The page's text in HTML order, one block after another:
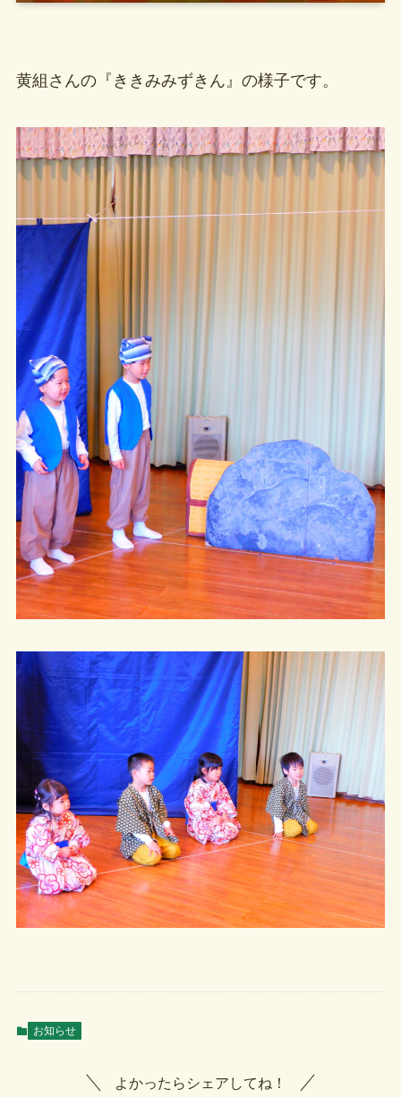
黄組さんの『ききみみずきん』の様子です。
お知らせ
よかったらシェアしてね！